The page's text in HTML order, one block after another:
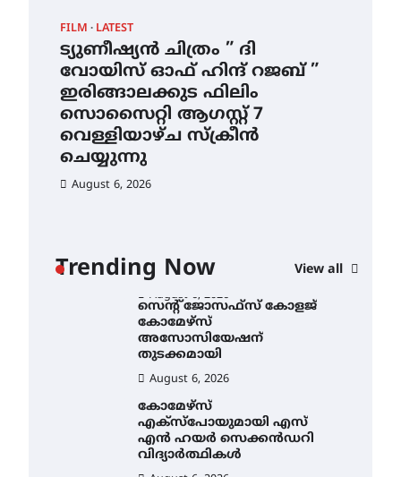
FILM LATEST
ട്യുണീഷ്യൻ ചിത്രം ” ദി
വോയിസ് ഓഫ് ഹിന്ദ് റജബ് ”
ഇരിങ്ങാലക്കുട ഫിലിം
സൊസൈറ്റി ആഗസ്റ്റ് 7
വെള്ളിയാഴ്ച സ്‌ക്രീൻ
ചെയ്യുന്നു
August 6, 2026
Trending Now View all
4.4 മില്ലി മീറ്റർ മഴ ലഭിച്ചു
August 6, 2026
ഐ.ഐ.ടി മദ്രാസ്സിൽ നിന്നും
ഡോക്ടറേറ്റ് – ഇരിങ്ങാലക്കുട
സ്വദേശി ആതിര എം കെ
യുടെ നേട്ടം പ്രതിസന്ധികളോട്
പൊരുതി
August 5, 2026
ട്യുണീഷ്യൻ ചിത്രം ” ദി
ചെയ്യുന്നു
August 6, 2026
സെന്റ് ജോസഫ്സ് കോളജ്
കോമേഴ്‌സ്
അസോസിയേഷന്
തുടക്കമായി
August 6, 2026
കോമേഴ്സ്
എക്സ്പോയുമായി എസ്
എൻ ഹയർ സെക്കൻഡറി
വിദ്യാർത്ഥികൾ